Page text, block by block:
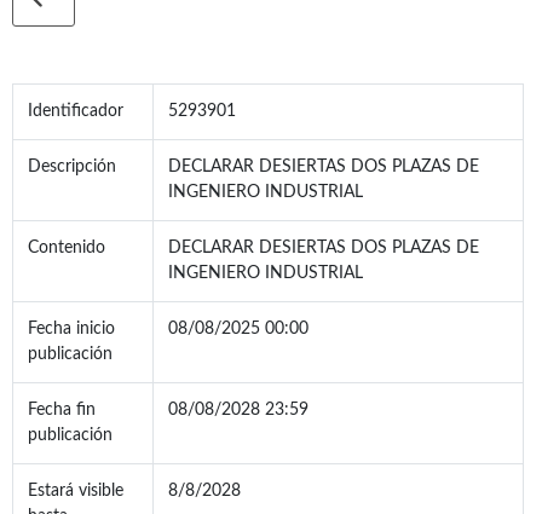
Identificador 5293901
Descripción
DECLARAR DESIERTAS DOS PLAZAS DE
INGENIERO INDUSTRIAL
Contenido
DECLARAR DESIERTAS DOS PLAZAS DE
INGENIERO INDUSTRIAL
Fecha inicio
publicación
08/08/2025 00:00
Fecha fin
publicación
08/08/2028 23:59
Estará visible
8/8/2028